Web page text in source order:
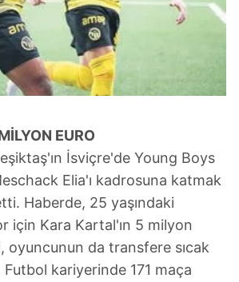
EURO
İsviçre'de Young Boys
Elia'ı kadrosuna katmak
Haberde, 25 yaşındaki
için Kara Kartal'ın 5 milyon
oyuncunun da transfere sıcak
Futbol kariyerinde 171 maça